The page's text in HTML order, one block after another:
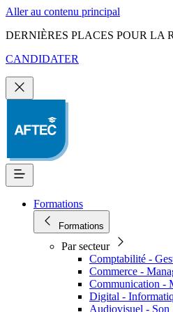
Aller au contenu principal
DERNIÈRES PLACES POUR LA
CANDIDATER
Formations
Formations
Par secteur
Comptabilité -
Commerce -
Communication -
Digital -
Audiovisuel - Son